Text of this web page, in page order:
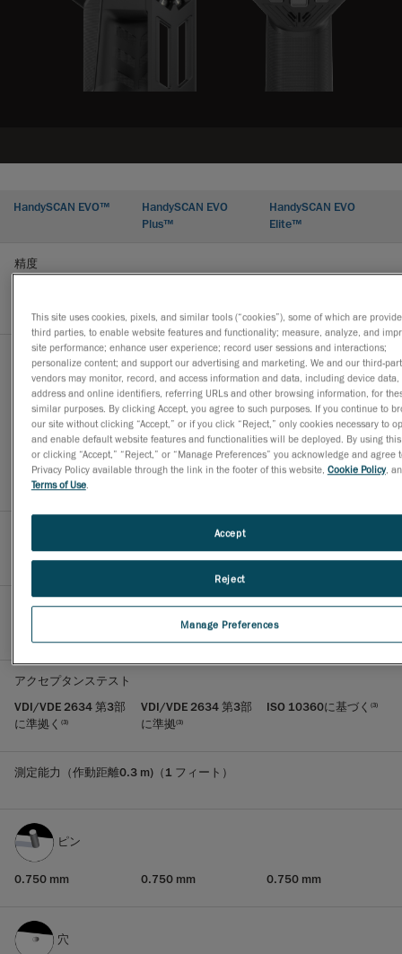
HandySCAN EVO™
HandySCAN EVO
Plus™
HandySCAN EVO
Elite™
精度
容積精度
(対象物のサイズに基づく)
0.020 mm + 0.040
mm/m
0.020 mm + 0.040
mm/m
0.020 mm + 0.015
mm/m
0.020 mm + 0.020
mm/m
0.020 mm + 0.015
mm/m
0.015 mm + 0.015
0.030 mm
形状エラー（平面）
アクセプタンステスト
VDI/VDE 2634 第3部
に準拠く (3)
VDI/VDE 2634 第3部
に準拠(3)
ISO 10360に基づく(3)
測定能力（作動距離0.3 m)（1 フィート）
ピン
0.750 mm 0.750 mm 0.750 mm
穴
This site uses cookies, pixels, and similar tools (“cookies”), some of which are
third parties, to enable website features and functionality; measure, analyze, and
site performance; enhance user experience; record user sessions and interactions;
personalize content; and support our advertising and marketing. We and our third-
vendors may monitor, record, and access information and data, including device data,
address and online identifiers, referring URLs and other browsing information, for
similar purposes. By clicking Accept, you agree to such purposes. If you continue to
our site without clicking “Accept,” or if you click “Reject,” only cookies necessary to
and enable default website features and functionalities will be deployed. By using
or clicking “Accept,” “Reject,” or “Manage Preferences” you acknowledge and agree
Privacy Policy available through the link in the footer of this website, Cookie Policy,
Terms of Use.
Manage Preferences
Reject
Accept